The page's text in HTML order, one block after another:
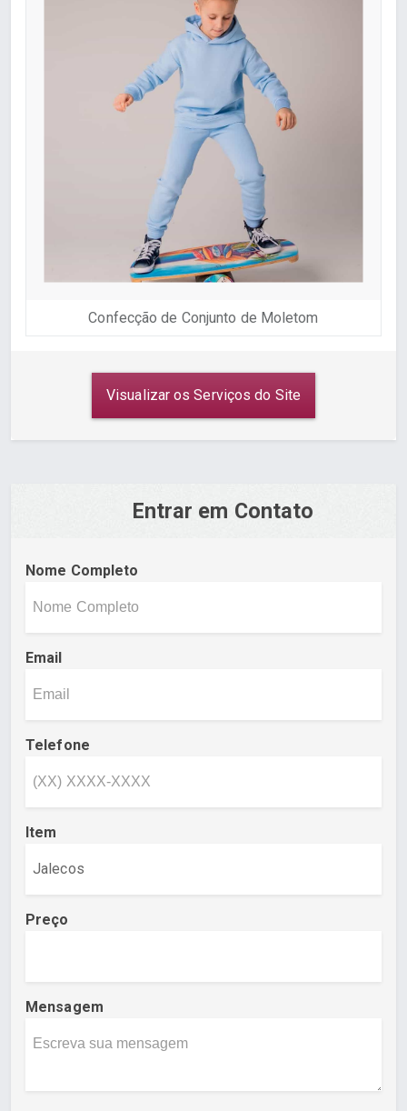
Confecção de Conjunto de Moletom
Visualizar os Serviços do Site
Entrar em Contato
Nome Completo
Email
Telefone
Item
Preço
Mensagem